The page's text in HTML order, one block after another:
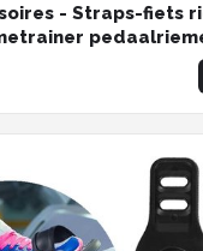
- Straps-fiets